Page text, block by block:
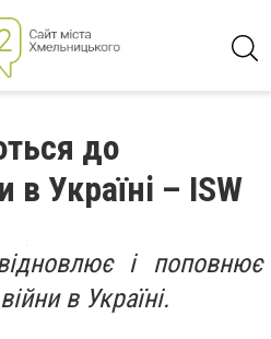
до
в Україні – ISW
і поповнює
в Україні.